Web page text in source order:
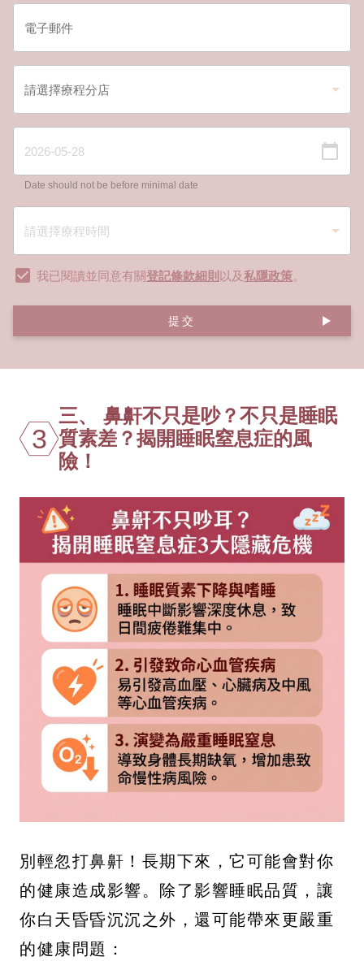
Date should not be before minimal date
我已閱讀並同意有關登記條款細則 以及私隱政策。
提交
3
三、 鼻鼾不只是吵？不只是睡眠
質素差？揭開睡眠窒息症的風
險！
別輕忽打鼻鼾！長期下來，它可能會對你
的健康造成影響。除了影響睡眠品質，讓
你白天昏昏沉沉之外，還可能帶來更嚴重
的健康問題：